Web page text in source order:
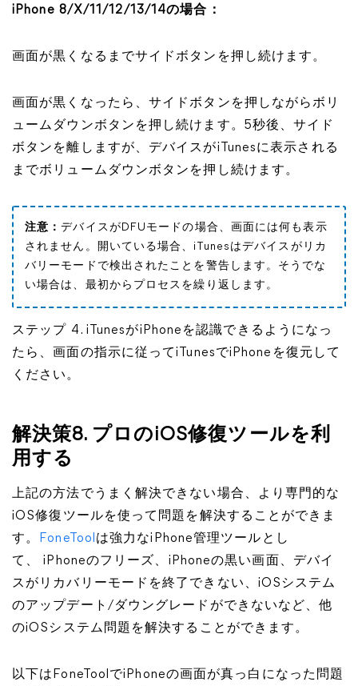
iPhone 8/X/11/12/13/14の場合：
画面が黒くなるまでサイドボタンを押し続けます。
画面が黒くなったら、サイドボタンを押しながらボリ
ュームダウンボタンを押し続けます。5秒後、サイド
ボタンを離しますが、デバイスがiTunesに表示される
までボリュームダウンボタンを押し続けます。
注意：デバイスがDFUモードの場合、画面には何も表示
されません。開いている場合、iTunesはデバイスがリカ
バリーモードで検出されたことを警告します。そうでな
い場合は、最初からプロセスを繰り返します。
ステップ 4. iTunesがiPhoneを認識できるようになっ
たら、画面の指示に従ってiTunesでiPhoneを復元して
ください。
解決策8. プロのiOS修復ツールを利
用する
上記の方法でうまく解決できない場合、より専門的な
iOS修復ツールを使って問題を解決することができま
す。
FoneTool は強力なiPhone管理ツールとし
て、 iPhoneのフリーズ、iPhoneの黒い画面、デバイ
スがリカバリーモードを終了できない、iOSシステム
のアップデート/ダウングレードができないなど、他
のiOSシステム問題を解決することができます。
以下はFoneToolでiPhoneの画面が真っ白になった問題